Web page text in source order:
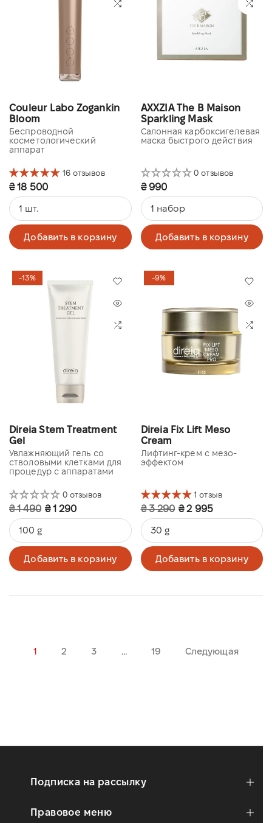
Couleur Labo Zogankin
Bloom
Беспроводной
косметологический
аппарат
16 отзывов
₴ 18 500
1 шт.
Добавить в корзину
AXXZIA The B Maison
Sparkling Mask
Салонная карбоксигелевая
маска быстрого действия
0 отзывов
₴ 990
1 набор
Добавить в корзину
-13%
Direia Stem Treatment
Gel
Увлажняющий гель со
стволовыми клетками для
процедур с аппаратами
0 отзывов
₴ 1 490 ₴ 1 290
100 g
Добавить в корзину
-9%
Direia Fix Lift Meso
Cream
Лифтинг-крем с мезо-
эффектом
1 отзыв
₴ 3 290 ₴ 2 995
30 g
Добавить в корзину
1 2 3 … 19 Следующая
Подписка на рассылку
Правовое меню